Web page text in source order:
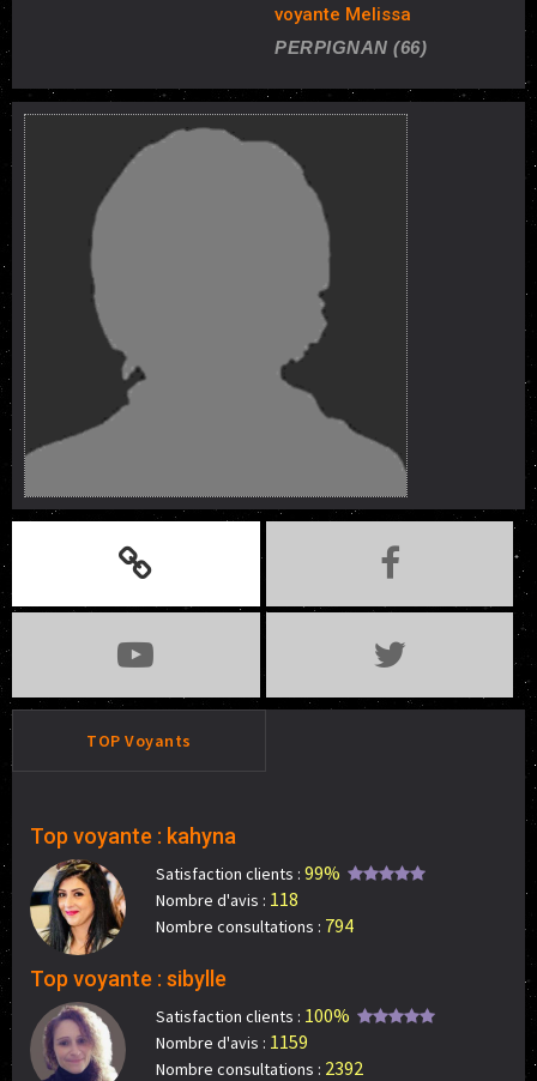
voyante Melissa
PERPIGNAN (66)
TOP Voyants
Top voyante : kahyna
Satisfaction clients : 99%
Nombre d'avis : 118
Nombre consultations : 794
Top voyante : sibylle
Satisfaction clients : 100%
Nombre d'avis : 1159
Nombre consultations : 2392